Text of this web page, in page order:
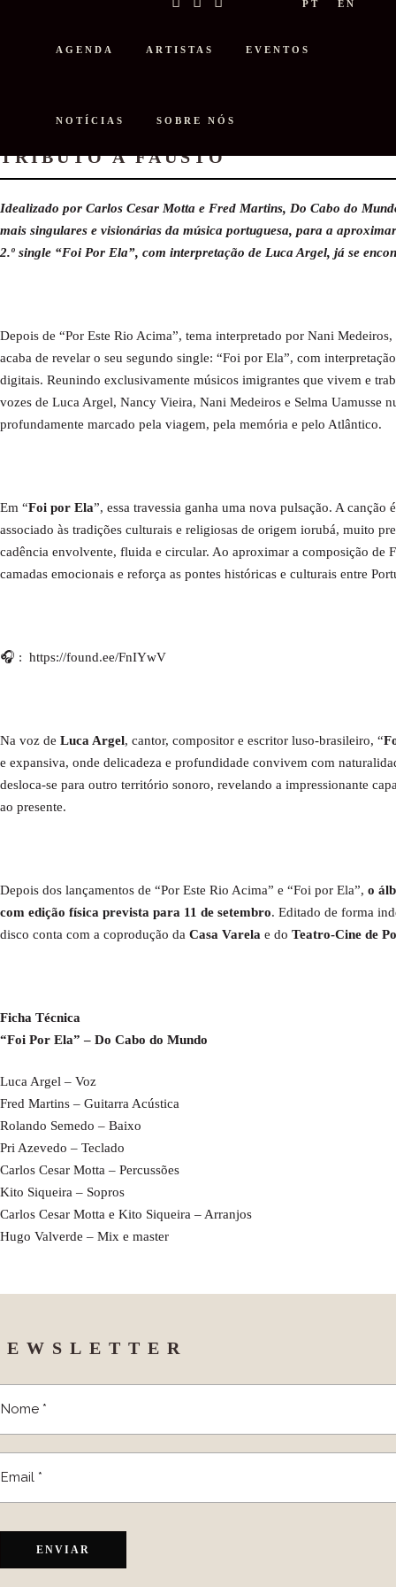
PT EN
AGENDA ARTISTAS EVENTOS
NOTÍCIAS SOBRE NÓS
TRIBUTO A FAUSTO
Idealizado por Carlos Cesar Motta e Fred Martins, Do Cabo do
mais singulares e visionárias da música portuguesa, para a
2.º single “Foi Por Ela”, com interpretação de Luca Argel, já se
Depois de “Por Este Rio Acima”, tema interpretado por Nani
acaba de revelar o seu segundo single: “Foi por Ela”, com
digitais. Reunindo exclusivamente músicos imigrantes que vivem e
vozes de Luca Argel, Nancy Vieira, Nani Medeiros e Selma Uamusse
profundamente marcado pela viagem, pela memória e pelo Atlântico.
Em “Foi por Ela”, essa travessia ganha uma nova pulsação. A
associado às tradições culturais e religiosas de origem iorubá, muito
cadência envolvente, fluida e circular. Ao aproximar a composição de
camadas emocionais e reforça as pontes históricas e culturais entre
🎧 : https://found.ee/FnIYwV
Na voz de Luca Argel, cantor, compositor e escritor luso-brasileiro, “
e expansiva, onde delicadeza e profundidade convivem com
desloca-se para outro território sonoro, revelando a impressionante
ao presente.
Depois dos lançamentos de “Por Este Rio Acima” e “Foi por Ela”, o
com edição física prevista para 11 de setembro. Editado de forma
disco conta com a coprodução da Casa Varela e do Teatro-Cine de
Ficha Técnica
“Foi Por Ela” – Do Cabo do Mundo
Luca Argel – Voz
Fred Martins – Guitarra Acústica
Rolando Semedo – Baixo
Pri Azevedo – Teclado
Carlos Cesar Motta – Percussões
Kito Siqueira – Sopros
Carlos Cesar Motta e Kito Siqueira – Arranjos
Hugo Valverde – Mix e master